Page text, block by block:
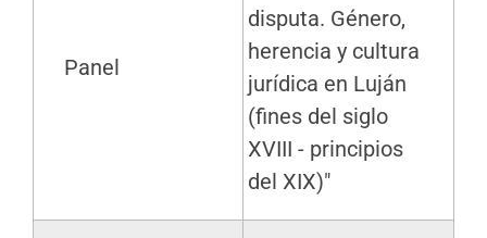
Panel
disputa. Género,
herencia y cultura
jurídica en Luján
(fines del siglo
XVIII - principios
del XIX)"